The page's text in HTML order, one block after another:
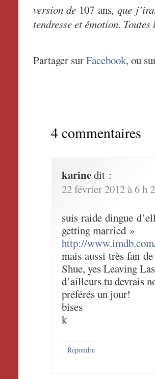
version de 107 ans, que
tendresse et émotion.
Partager surFacebook, ou
4 commentaires
karinedit :
22 février 2012 à 6 h
suis raide dingue
getting married »
http://
mais aussi très fan
Shue, yes Leaving
d’ailleurs tu devrais
préférés un jour!
bises
k
Répondre